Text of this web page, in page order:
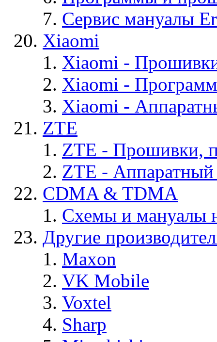
Сервис мануалы
Xiaomi
Xiaomi -
Xiaomi -
Xiaomi -
ZTE
ZTE - Прошивки,
ZTE -
CDMA & TDMA
Схемы и мануалы
Другие
Maxon
VK Mobile
Voxtel
Sharp